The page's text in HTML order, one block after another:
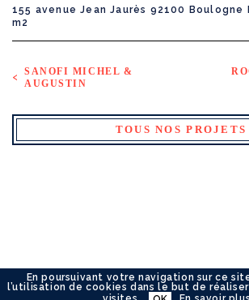
En poursuivant votre navigation sur ce
l’utilisation de cookies dans le but de
155 avenue Jean Jaurès 92100
m2
SANOFI MICHEL &
AUGUSTIN
TOUS NOS PROJETS